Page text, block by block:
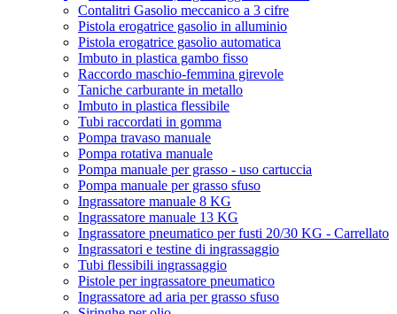
Contalitri Gasolio meccanico a 3 cifre
Pistola erogatrice gasolio in alluminio
Pistola erogatrice gasolio automatica
Imbuto in plastica gambo fisso
Raccordo maschio-femmina girevole
Taniche carburante in metallo
Imbuto in plastica flessibile
Tubi raccordati in gomma
Pompa travaso manuale
Pompa rotativa manuale
Pompa manuale per grasso - uso cartuccia
Pompa manuale per grasso sfuso
Ingrassatore manuale 8 KG
Ingrassatore manuale 13 KG
Ingrassatore pneumatico per fusti 20/30 KG - Carrellato
Ingrassatori e testine di ingrassaggio
Tubi flessibili ingrassaggio
Pistole per ingrassatore pneumatico
Ingrassatore ad aria per grasso sfuso